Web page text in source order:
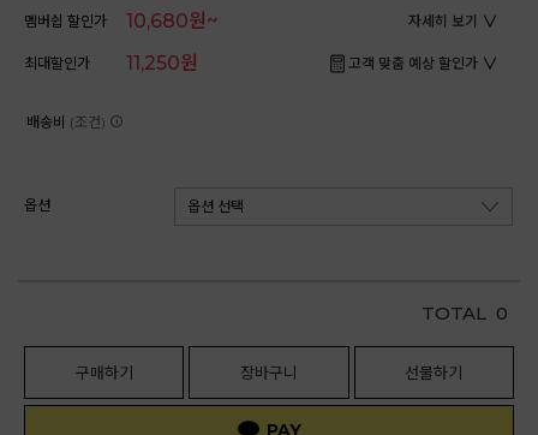
멤버쉽 할인가 10,680원~ 자세히 보기
최대할인가 11,250원 고객 맞춤 예상 할인가
배송비 (조건)
옵션
TOTAL 0
구매하기 장바구니 선물하기